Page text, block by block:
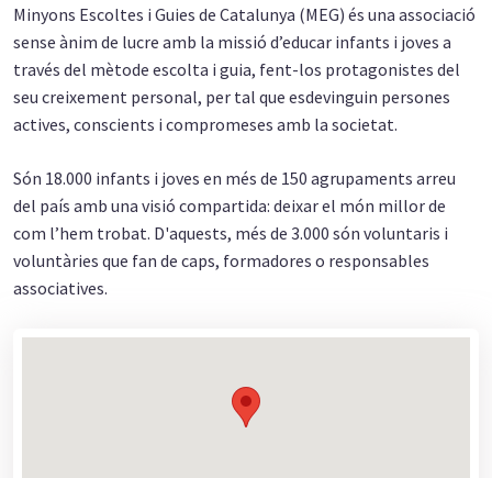
Minyons Escoltes i Guies de Catalunya (MEG) és una associació
sense ànim de lucre amb la missió d’educar infants i joves a
través del mètode escolta i guia, fent-los protagonistes del
seu creixement personal, per tal que esdevinguin persones
actives, conscients i compromeses amb la societat.
Són 18.000 infants i joves en més de 150 agrupaments arreu
del país amb una visió compartida: deixar el món millor de
com l’hem trobat. D'aquests, més de 3.000 són voluntaris i
voluntàries que fan de caps, formadores o responsables
associatives.